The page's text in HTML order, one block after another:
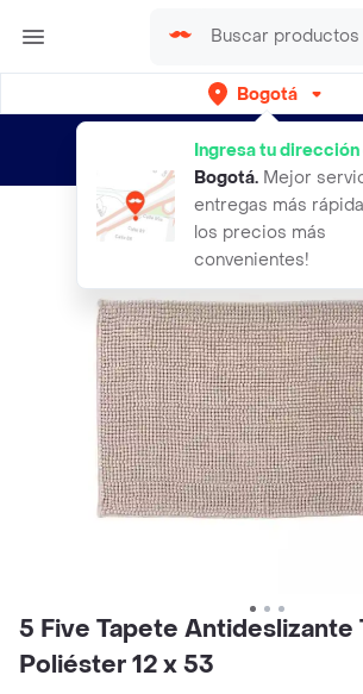
Bogotá
Ingresa tu dirección
Bogotá. Mejor
entregas más
los precios más
convenientes!
envíos gratis por semanas
5 Five Tapete Antideslizante
Poliéster 12 x 53